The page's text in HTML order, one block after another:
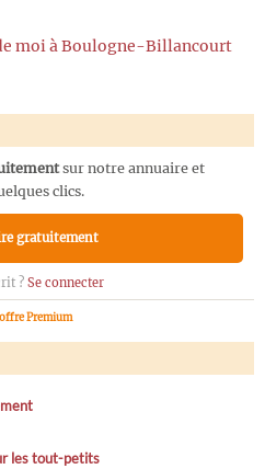
moi à Boulogne-Billancourt
sur notre annuaire et
clics.
gratuitement
? Se connecter
Premium
les tout-petits